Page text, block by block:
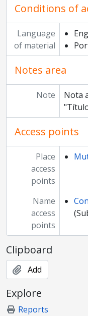
Conditions of
Language
of material
Notes area
Note
Nota
Access points
Place
access
points
Name
access
points
Clipboard
Add
Explore
Reports